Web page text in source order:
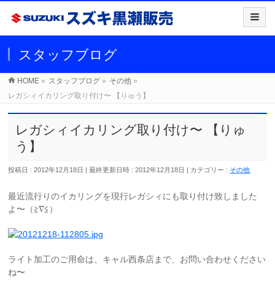
スタッフブログ
HOME » スタッフブログ » その他 »
レガシィイカリング取り付け〜 【りゅう】
レガシィイカリング取り付け〜 【りゅ
う】
投稿日 : 2012年12月18日 最終更新日時 : 2012年12月18日 カテゴリー : その他
最近流行りのイカリングを現行レガシィにも取り付け致しました
よ〜（≧∇≦）
ライト加工のご用命は、キャル西条店まで、お問い合わせください
ね〜